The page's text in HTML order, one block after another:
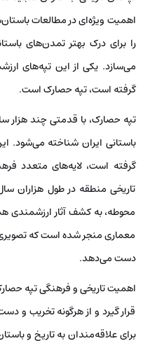
اهمیت ویژه‌ای در مطالعات
را برای درک بهتر تمدن‌های
می‌سازد. یکی از این تپه‌های
گرفته است، تپه حصارک است.
تپه حصارک، با قدمتی چند هزار
باستانی ایران شناخته می‌شود.
گرفته است، لایه‌های متعدد
تاریخی منطقه در طول هزاران
محوطه، به کشف آثار ارزشمندی
معماری منجر شده است که
دست می‌دهد.
اهمیت تاریخی و فرهنگی تپه
قرار گیرد و از هرگونه تخریب و
برای علاقه‌مندان به تاریخ و